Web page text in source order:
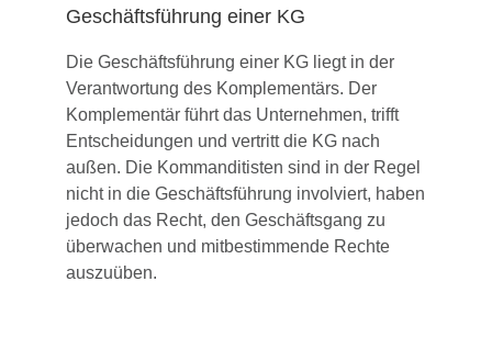
Geschäftsführung einer KG
Die Geschäftsführung einer KG liegt in der
Verantwortung des Komplementärs. Der
Komplementär führt das Unternehmen, trifft
Entscheidungen und vertritt die KG nach
außen. Die Kommanditisten sind in der Regel
nicht in die Geschäftsführung involviert, haben
jedoch das Recht, den Geschäftsgang zu
überwachen und mitbestimmende Rechte
auszuüben.